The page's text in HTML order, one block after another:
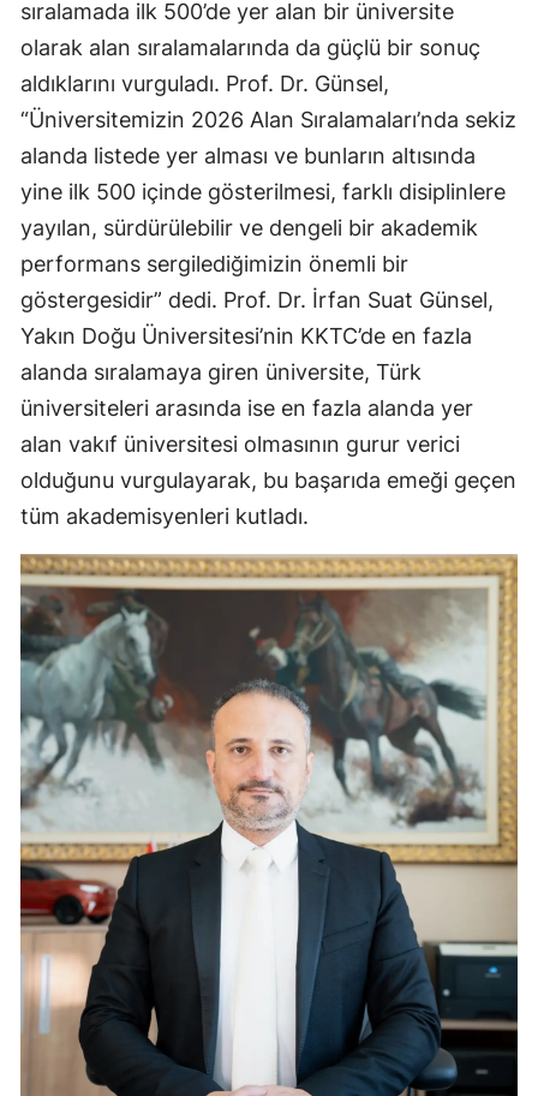
sıralamada ilk 500’de yer alan bir üniversite
olarak alan sıralamalarında da güçlü bir sonuç
aldıklarını vurguladı. Prof. Dr. Günsel,
“Üniversitemizin 2026 Alan Sıralamaları’nda sekiz
alanda listede yer alması ve bunların altısında
yine ilk 500 içinde gösterilmesi, farklı disiplinlere
yayılan, sürdürülebilir ve dengeli bir akademik
performans sergilediğimizin önemli bir
göstergesidir” dedi. Prof. Dr. İrfan Suat Günsel,
Yakın Doğu Üniversitesi’nin KKTC’de en fazla
alanda sıralamaya giren üniversite, Türk
üniversiteleri arasında ise en fazla alanda yer
alan vakıf üniversitesi olmasının gurur verici
olduğunu vurgulayarak, bu başarıda emeği geçen
tüm akademisyenleri kutladı.